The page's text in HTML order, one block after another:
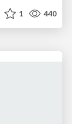
1 440